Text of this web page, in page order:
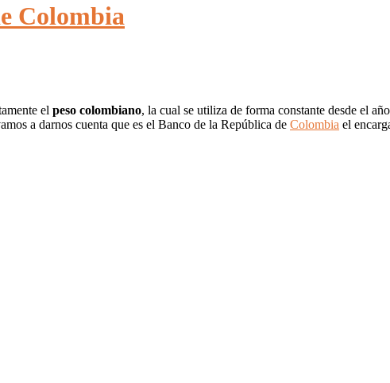
Colombia
el peso colombiano, la cual se utiliza de forma constante desde el
a darnos cuenta que es el Banco de la República de Colombia el